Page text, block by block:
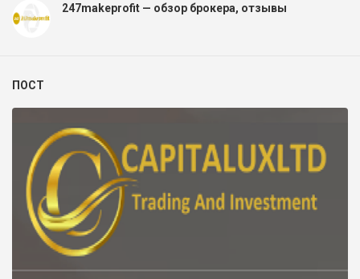
247makeprofit — обзор брокера, отзывы
ПОСТ